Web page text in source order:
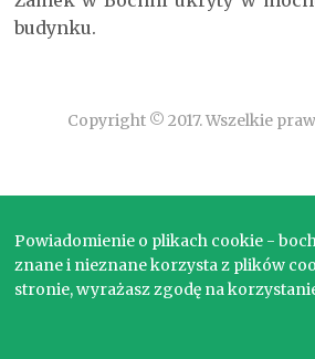
budynku.
Copyright © 2017. Wszelkie
Powiadomienie o plikach cookie -
znane i nieznane korzysta z plików
stronie, wyrażasz zgodę na